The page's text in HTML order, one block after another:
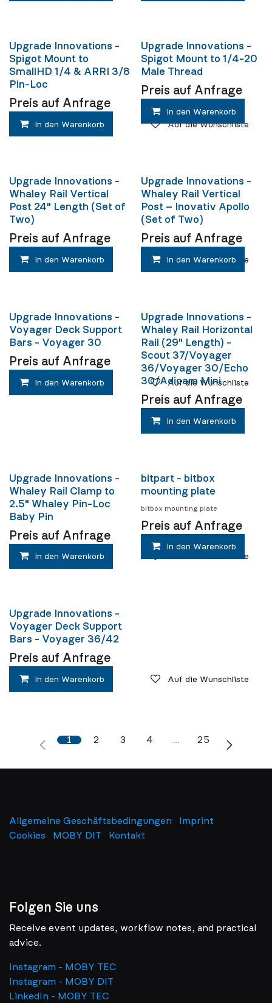
Upgrade Innovations -
Spigot Mount to
SmallHD 1/4 & ARRI 3/8
Pin-Loc
Preis auf Anfrage
In den Warenkorb Auf die Wunschliste
Upgrade Innovations -
Spigot Mount to 1/4-20
Male Thread
Preis auf Anfrage
In den Warenkorb
Upgrade Innovations -
Whaley Rail Vertical
Post 24" Length (Set of
Two)
Preis auf Anfrage
In den Warenkorb Auf die Wunschliste
Upgrade Innovations -
Whaley Rail Vertical
Post – Inovativ Apollo
(Set of Two)
Preis auf Anfrage
In den Warenkorb
Upgrade Innovations -
Voyager Deck Support
Bars - Voyager 30
Preis auf Anfrage
In den Warenkorb Auf die Wunschliste
Upgrade Innovations -
Whaley Rail Horizontal
Rail (29" Length) -
Scout 37/Voyager
36/Voyager 30/Echo
30/Adicam Mini
Preis auf Anfrage
In den Warenkorb
Upgrade Innovations -
Whaley Rail Clamp to
2.5" Whaley Pin-Loc
Baby Pin
Preis auf Anfrage
In den Warenkorb Auf die Wunschliste
bitpart - bitbox
mounting plate
bitbox mounting plate
Preis auf Anfrage
In den Warenkorb
Upgrade Innovations -
Voyager Deck Support
Bars - Voyager 36/42
Preis auf Anfrage
In den Warenkorb Auf die Wunschliste
1 2 3 4 … 25
Allgemeine Geschäftsbedingungen Imprint
Cookies
MOBY DIT Kontakt
Folgen Sie uns
Receive event updates, workflow notes, and practical
advice.
Instagram - MOBY TEC
Instagram - MOBY DIT
LinkedIn - MOBY TEC